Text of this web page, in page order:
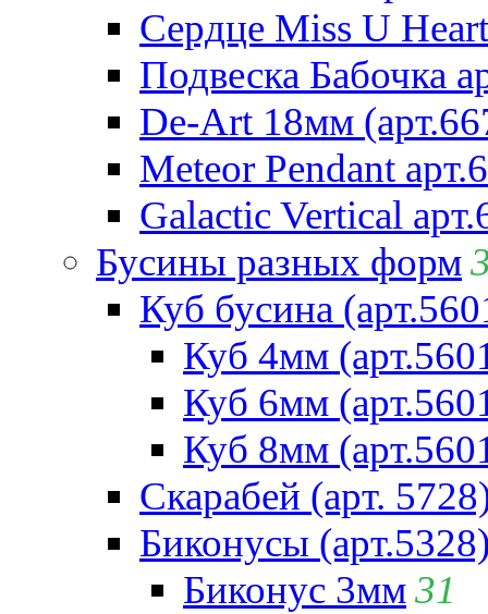
Сердце Miss U
Подвеска Бабочка
De-Art 18мм
Meteor Pendant
Galactic Vertical
Бусины разных форм
Куб бусина
Куб 4мм
Куб 6мм
Куб 8мм
Скарабей (арт.
Биконусы
Биконус 3мм31